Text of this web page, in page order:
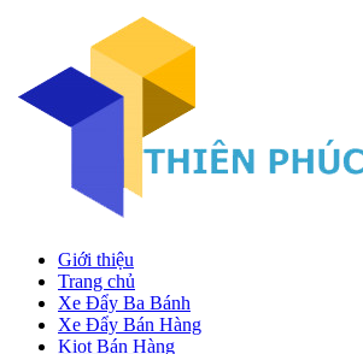
Giới thiệu
Trang chủ
Xe Đẩy Ba Bánh
Xe Đẩy Bán Hàng
Kiot Bán Hàng